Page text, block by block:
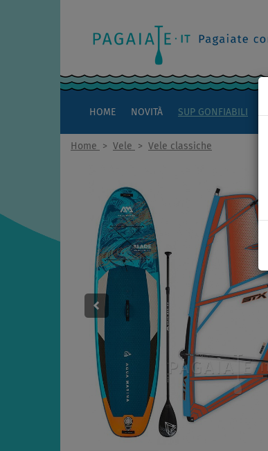
HOME NOVITÀ SUP GONFIABILI
Home > Vele > Vele classiche